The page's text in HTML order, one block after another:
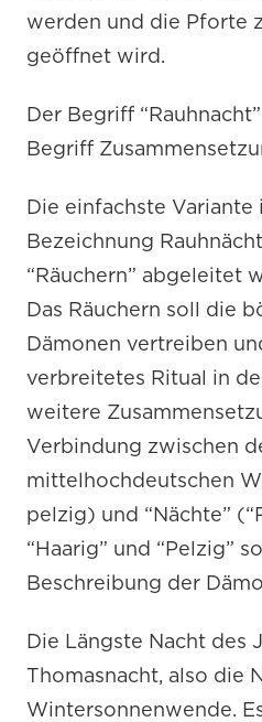
werden und die Pforte
geöffnet wird.
Der Begriff
Begriff
Die einfachste Variante
Bezeichnung
“Räuchern” abgeleitet
Das Räuchern soll die
Dämonen vertreiben
verbreitetes Ritual in
weitere
Verbindung zwischen
mittelhochdeutschen
pelzig) und “Nächte”
“Haarig” und “Pelzig”
Beschreibung der
Die Längste Nacht des
Thomasnacht, also die
Wintersonnenwende.